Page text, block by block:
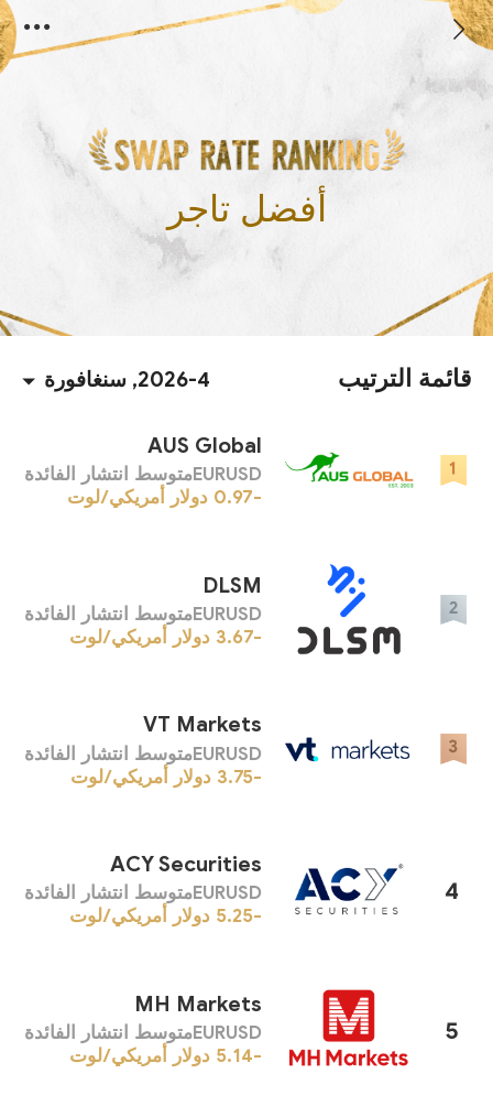
أفضل تاجر
قائمة الترتيب 2026-4, سنغافورة
AUS Global
EURUSDمتوسط ​​انتشار الفائدة
-0.97
دولار أمريكي/لوت
DLSM
EURUSDمتوسط ​​انتشار الفائدة
-3.67
دولار أمريكي/لوت
VT Markets
EURUSDمتوسط ​​انتشار الفائدة
-3.75
دولار أمريكي/لوت
4
ACY Securities
EURUSDمتوسط ​​انتشار الفائدة
-5.25
دولار أمريكي/لوت
5
MH Markets
EURUSDمتوسط ​​انتشار الفائدة
-5.14
دولار أمريكي/لوت